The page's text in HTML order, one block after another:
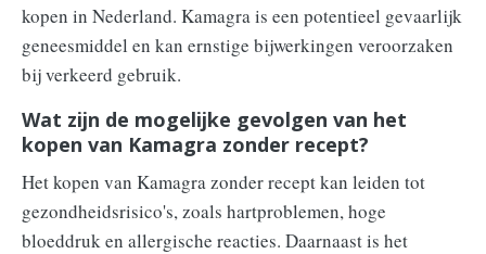
kopen in Nederland. Kamagra is een potentieel gevaarlijk
geneesmiddel en kan ernstige bijwerkingen veroorzaken
bij verkeerd gebruik.
Wat zijn de mogelijke gevolgen van het
kopen van Kamagra zonder recept?
Het kopen van Kamagra zonder recept kan leiden tot
gezondheidsrisico's, zoals hartproblemen, hoge
bloeddruk en allergische reacties. Daarnaast is het